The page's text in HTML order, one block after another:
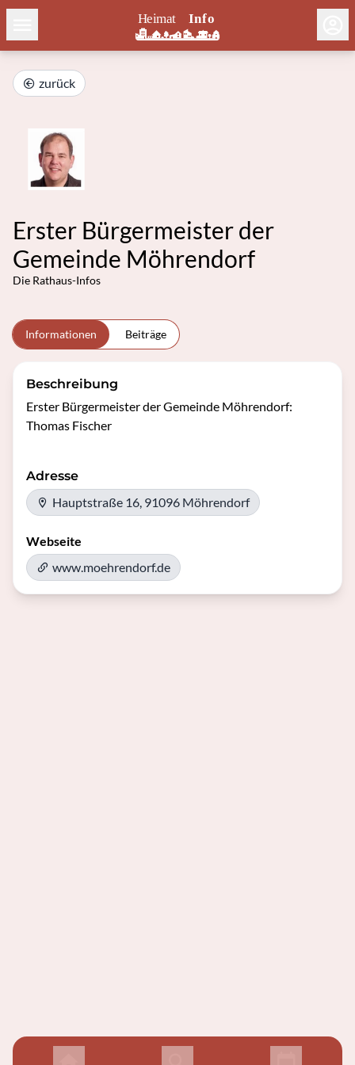
zurück
Erster Bürgermeister der
Gemeinde Möhrendorf
Die Rathaus-Infos
Informationen Beiträge
Beschreibung
Erster Bürgermeister der Gemeinde Möhrendorf:
Thomas Fischer
Adresse
Hauptstraße 16, 91096 Möhrendorf
Webseite
www.moehrendorf.de